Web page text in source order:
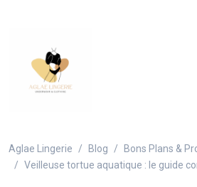
Aglae Lingerie Blog
Bons Plans &
Veilleuse tortue aquatique : le guide